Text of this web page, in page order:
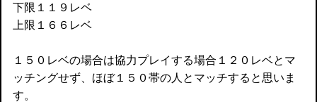
下限１１９レベ
上限１６６レベ
１５０レベの場合は協力プレイする場合１２０レベとマ
ッチングせず、ほぼ１５０帯の人とマッチすると思いま
す。